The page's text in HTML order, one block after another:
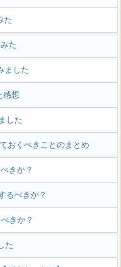
た
た
ました
感想
した
おくべきことのまとめ
きか？
るべきか？
きか？
た